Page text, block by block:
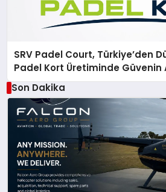
SRV Padel Court, Türkiye’den
Padel Kort Üretiminde Güvenin
Son Dakika